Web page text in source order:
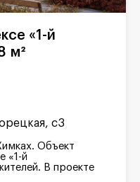
м²
с3
Объект
«1-й
В проекте